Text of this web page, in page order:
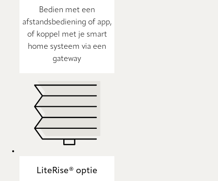
Bedien met een
afstandsbediening of app,
of koppel met je smart
home systeem via een
gateway
LiteRise® optie